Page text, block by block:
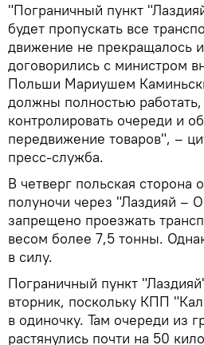
"Пограничный пункт
будет пропускать все
движение не прекращалось
договорились с министром
Польши Мариушем
должны полностью
контролировать очереди и
передвижение товаров", –
пресс-служба.
В четверг польская сторона
полуночи через "Лаздияй –
запрещено проезжать
весом более 7,5 тонны.
в силу.
Пограничный пункт
вторник, поскольку КПП
в одиночку. Там очереди из
растянулись почти на 50